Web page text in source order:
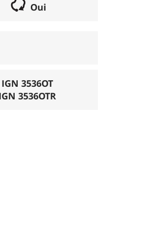
Oui
boucle. Les chemins
avec un vélo semi
de la descente est
IGN 3536OT
3536OTR